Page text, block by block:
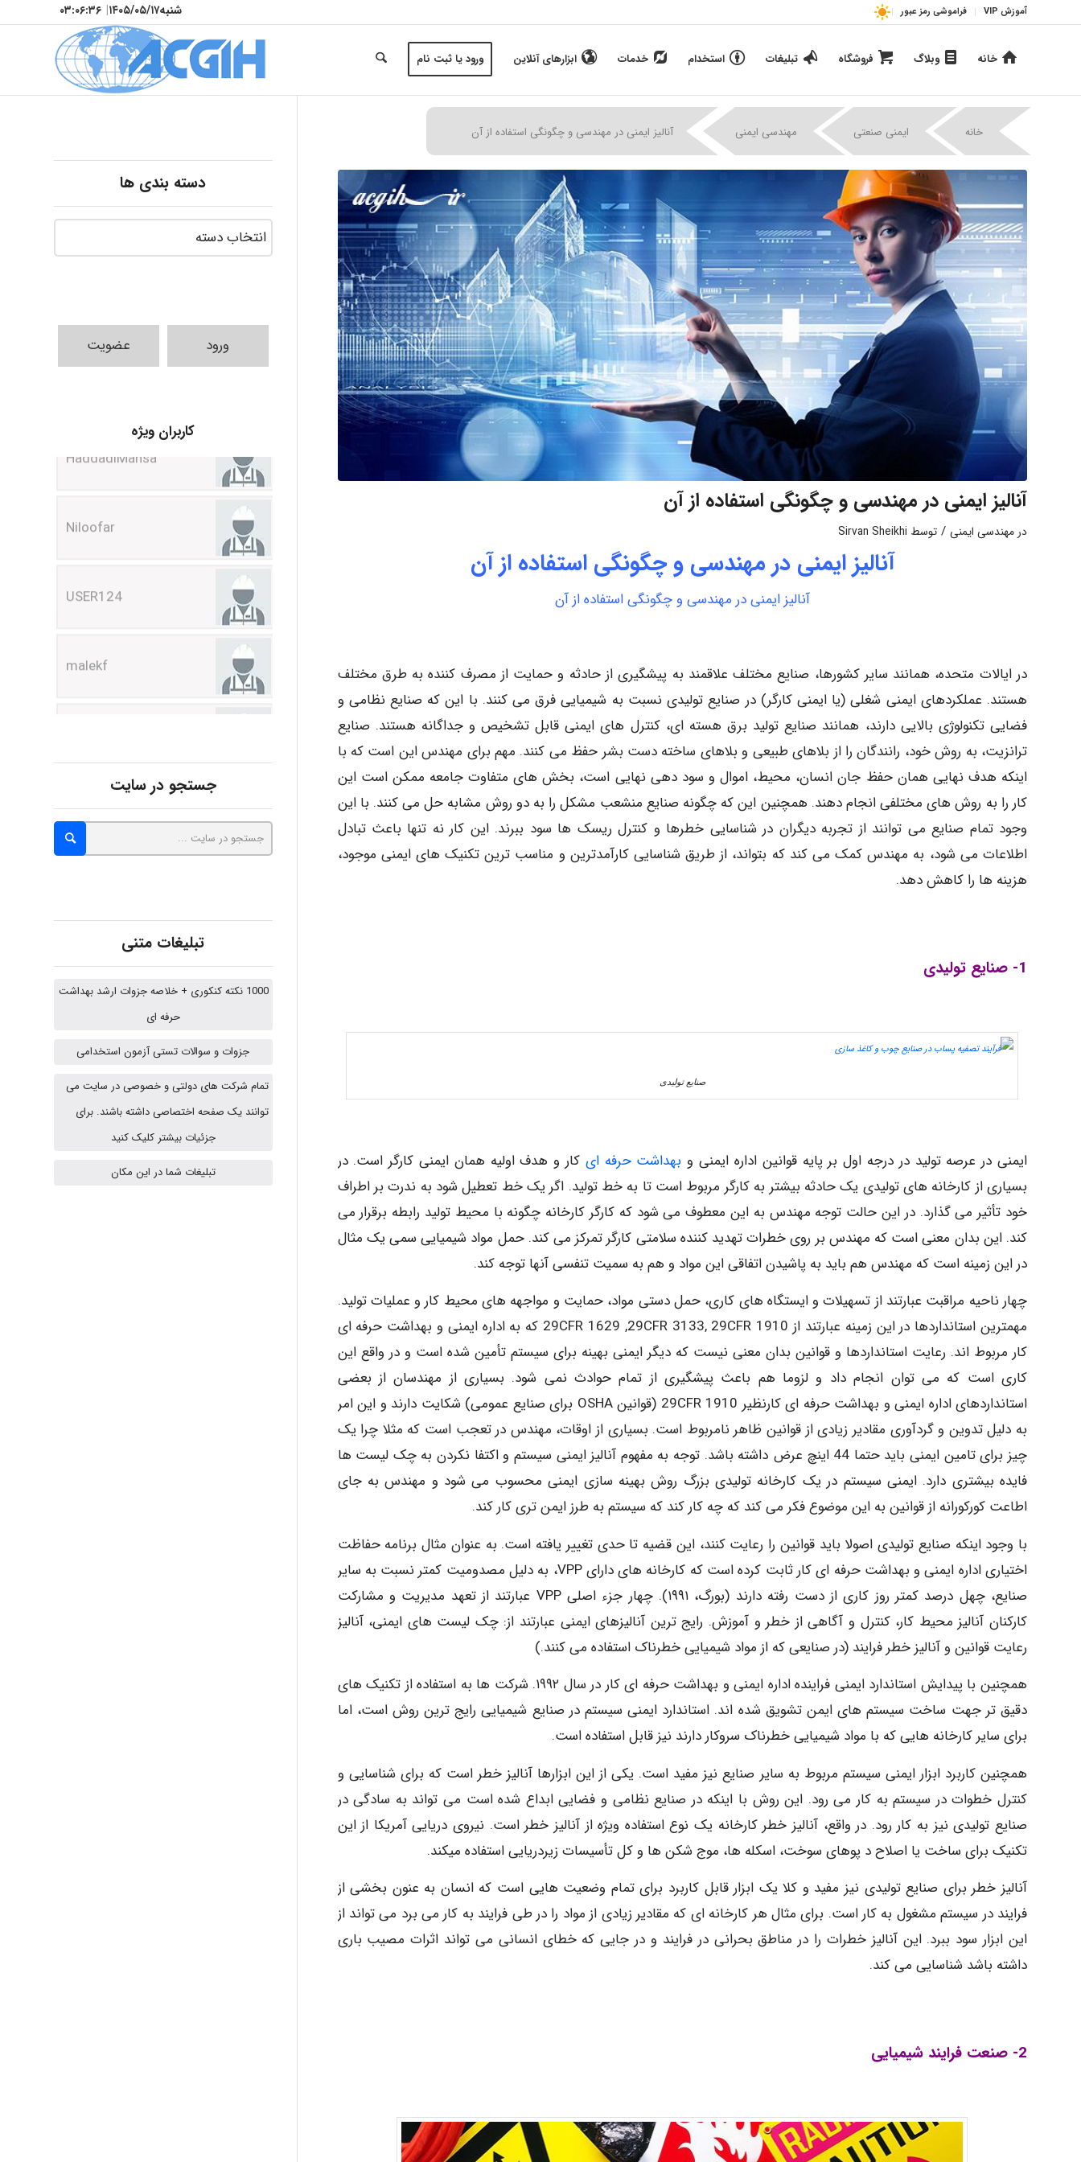
آموزش VIP فراموشی رمز عبور شنبه۱۴۰۵/۰۵/۱۷| ۰۳:۰۶:۳۷
خانه وبلاگ فروشگاه تبلیغات استخدام خدمات ابزارهای آنلاین ورود یا ثبت نام
خانه ایمنی صنعتی | مهندسی ایمنی آنالیز ایمنی در مهندسی و چگونگی استفاده از آن
آنالیز ایمنی در مهندسی و چگونگی استفاده از آن
در مهندسی ایمنی / توسط Sirvan Sheikhi
آنالیز ایمنی در مهندسی و چگونگی استفاده از آن
آنالیز ایمنی در مهندسی و چگونگی استفاده از آن
در ایالات متحده، همانند سایر کشورها، صنایع مختلف علاقمند به پیشگیری از حادثه و حمایت از مصرف کننده به طرق مختلف
هستند. عملکردهای ایمنی شغلی (یا ایمنی کارگر) در صنایع تولیدی نسبت به شیمیایی فرق می کنند. با این که صنایع نظامی و
فضایی تکنولوژی بالایی دارند، همانند صنایع تولید برق هسته ای، کنترل های ایمنی قابل تشخیص و جداگانه هستند. صنایع
ترانزیت، به روش خود، رانندگان را از بلاهای طبیعی و بلاهای ساخته دست بشر حفظ می کنند. مهم برای مهندس این است که با
اینکه هدف نهایی همان حفظ جان انسان، محیط، اموال و سود دهی نهایی است، بخش های متفاوت جامعه ممکن است این
کار را به روش های مختلفی انجام دهند. همچنین این که چگونه صنایع منشعب مشکل را به دو روش مشابه حل می کنند. با این
وجود تمام صنایع می توانند از تجربه دیگران در شناسایی خطرها و کنترل ریسک ها سود ببرند. این کار نه تنها باعث تبادل
اطلاعات می شود، به مهندس کمک می کند که بتواند، از طریق شناسایی کارآمدترین و مناسب ترین تکنیک های ایمنی موجود،
هزینه ها را کاهش دهد.
1- صنایع تولیدی
صنایع تولیدی
ایمنی در عرصه تولید در درجه اول بر پایه قوانین اداره ایمنی و بهداشت حرفه ای کار و هدف اولیه همان ایمنی کارگر است. در
بسیاری از کارخانه های تولیدی یک حادثه بیشتر به کارگر مربوط است تا به خط تولید. اگر یک خط تعطیل شود به ندرت بر اطراف
خود تأثیر می گذارد. در این حالت توجه مهندس به این معطوف می شود که کارگر کارخانه چگونه با محیط تولید رابطه برقرار می
کند. این بدان معنی است که مهندس بر روی خطرات تهدید کننده سلامتی کارگر تمرکز می کند. حمل مواد شیمیایی سمی یک مثال
در این زمینه است که مهندس هم باید به پاشیدن اتفاقی این مواد و هم به سمیت تنفسی آنها توجه کند.
چهار ناحیه مراقبت عبارتند از تسهیلات و ایستگاه های کاری، حمل دستی مواد، حمایت و مواجهه های محیط کار و عملیات تولید.
مهمترین استانداردها در این زمینه عبارتند از 1910 29CFR 1629 ,29CFR 3133, 29CFR که به اداره ایمنی و بهداشت حرفه ای
کار مربوط اند. رعایت استانداردها و قوانین بدان معنی نیست که دیگر ایمنی بهینه برای سیستم تأمین شده است و در واقع این
کاری است که می توان انجام داد و لزوما هم باعث پیشگیری از تمام حوادث نمی شود. بسیاری از مهندسان از بعضی
استانداردهای اداره ایمنی و بهداشت حرفه ای کارنظیر 1910 29CFR (قوانین OSHA برای صنایع عمومی) شکایت دارند و این امر
به دلیل تدوین و گردآوری مقادیر زیادی از قوانین ظاهر نامربوط است. بسیاری از اوقات، مهندس در تعجب است که مثلا چرا یک
چیز برای تامین ایمنی باید حتما 44 اینچ عرض داشته باشد. توجه به مفهوم آنالیز ایمنی سیستم و اکتفا نکردن به چک لیست ها
فایده بیشتری دارد. ایمنی سیستم در یک کارخانه تولیدی بزرگ روش بهینه سازی ایمنی محسوب می شود و مهندس به جای
اطاعت کورکورانه از قوانین به این موضوع فکر می کند که چه کار کند که سیستم به طرز ایمن تری کار کند.
با وجود اینکه صنایع تولیدی اصولا باید قوانین را رعایت کنند، این قضیه تا حدی تغییر یافته است. به عنوان مثال برنامه حفاظت
اختیاری اداره ایمنی و بهداشت حرفه ای کار ثابت کرده است که کارخانه های دارای VPP، به دلیل مصدومیت کمتر نسبت به سایر
صنایع، چهل درصد کمتر روز کاری از دست رفته دارند (بورگ، ۱۹۹۱). چهار جزء اصلی VPP عبارتند از تعهد مدیریت و مشارکت
کارکنان آنالیز محیط کار، کنترل و آگاهی از خطر و آموزش. رایج ترین آنالیزهای ایمنی عبارتند از: چک لیست های ایمنی، آنالیز
رعایت قوانین و آنالیز خطر فرایند (در صنایعی که از مواد شیمیایی خطرناک استفاده می کنند.)
همچنین با پیدایش استاندارد ایمنی فراینده اداره ایمنی و بهداشت حرفه ای کار در سال ۱۹۹۲. شرکت ها به استفاده از تکنیک های
دقیق تر جهت ساخت سیستم های ایمن تشویق شده اند. استاندارد ایمنی سیستم در صنایع شیمیایی رایج ترین روش است، اما
برای سایر کارخانه هایی که با مواد شیمیایی خطرناک سروکار دارند نیز قابل استفاده است.
همچنین کاربرد ابزار ایمنی سیستم مربوط به سایر صنایع نیز مفید است. یکی از این ابزارها آنالیز خطر است که برای شناسایی و
کنترل خطوات در سیستم به کار می رود. این روش با اینکه در صنایع نظامی و فضایی ابداع شده است می تواند به سادگی در
صنایع تولیدی نیز به کار رود. در واقع، آنالیز خطر کارخانه یک نوع استفاده ویژه از آنالیز خطر است. نیروی دریایی آمریکا از این
تکنیک برای ساخت یا اصلاح د پوهای سوخت، اسکله ها، موج شکن ها و کل تأسیسات زیردریایی استفاده میکند.
آنالیز خطر برای صنایع تولیدی نیز مفید و کلا یک ابزار قابل کاربرد برای تمام وضعیت هایی است که انسان به عنون بخشی از
فرایند در سیستم مشغول به کار است. برای مثال هر کارخانه ای که مقادیر زیادی از مواد را در طی فرایند به کار می برد می تواند از
این ابزار سود ببرد. این آنالیز خطرات را در مناطق بحرانی در فرایند و در جایی که خطای انسانی می تواند اثرات مصیب باری
داشته باشد شناسایی می کند.
2- صنعت فرایند شیمیایی
دسته بندی ها
ورود عضویت
کاربران ویژه
Niloofar
USER124
malekf
abolfazlkoshehe
A.balandeh
Jafar Tym
aghajari vahid
HaddadiMahsa
جستجو در سایت
تبلیغات متنی
1000 نکته کنکوری + خلاصه جزوات ارشد بهداشت
حرفه ای
جزوات و سوالات تستی آزمون استخدامی
تمام شرکت های دولتی و خصوصی در سایت می
توانند یک صفحه اختصاصی داشته باشند. برای
جزئیات بیشتر کلیک کنید
تبلیغات شما در این مکان